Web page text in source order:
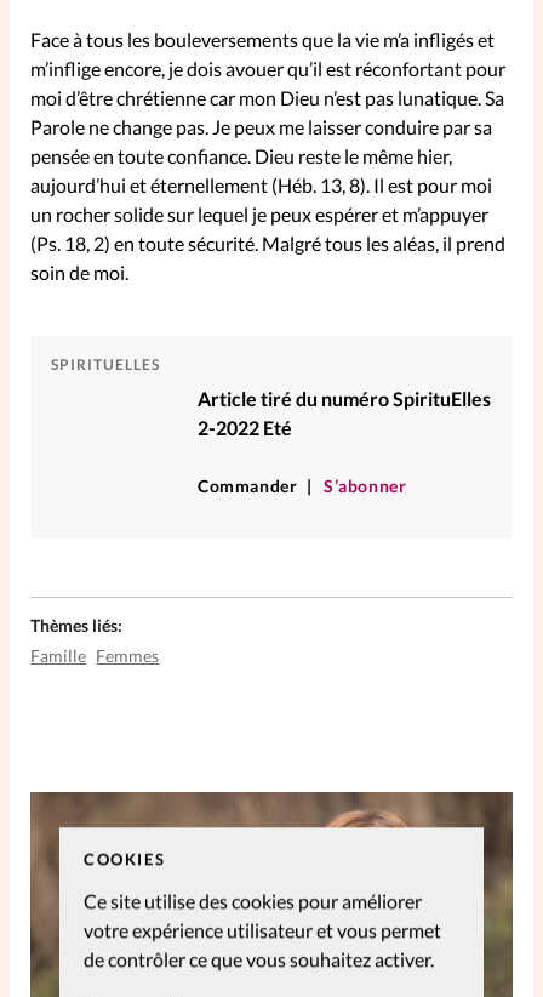
COOKIES
Ce site utilise des cookies pour améliorer
votre expérience utilisateur et vous permet
de contrôler ce que vous souhaitez activer.
Faire un don
La Boutique
La Pause SpirituElles - toutes les
éditions
La rédaction
Mon compte
Changement d'adresse
Face à tous les bouleversements que la vie m’a infligés et
m’inflige encore, je dois avouer qu’il est réconfortant pour
moi d’être chrétienne car mon Dieu n’est pas lunatique. Sa
Parole ne change pas. Je peux me laisser conduire par sa
pensée en toute confiance. Dieu reste le même hier,
aujourd’hui et éternellement (Héb. 13, 8). Il est pour moi
un rocher solide sur lequel je peux espérer et m’appuyer
(Ps. 18, 2) en toute sécurité. Malgré tous les aléas, il prend
soin de moi.
SPIRITUELLES
Article tiré du numéro SpirituElles
2-2022 Eté
Commander S’abonner
Thèmes liés:
Famille Femmes